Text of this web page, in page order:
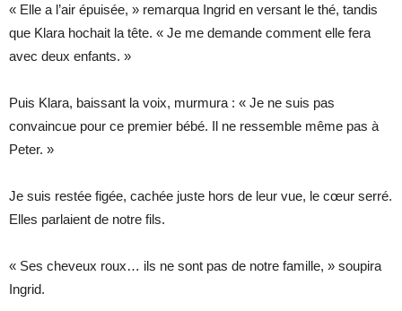
« Elle a l’air épuisée, » remarqua Ingrid en versant le thé, tandis
que Klara hochait la tête. « Je me demande comment elle fera
avec deux enfants. »
Puis Klara, baissant la voix, murmura : « Je ne suis pas
convaincue pour ce premier bébé. Il ne ressemble même pas à
Peter. »
Je suis restée figée, cachée juste hors de leur vue, le cœur serré.
Elles parlaient de notre fils.
« Ses cheveux roux… ils ne sont pas de notre famille, » soupira
Ingrid.